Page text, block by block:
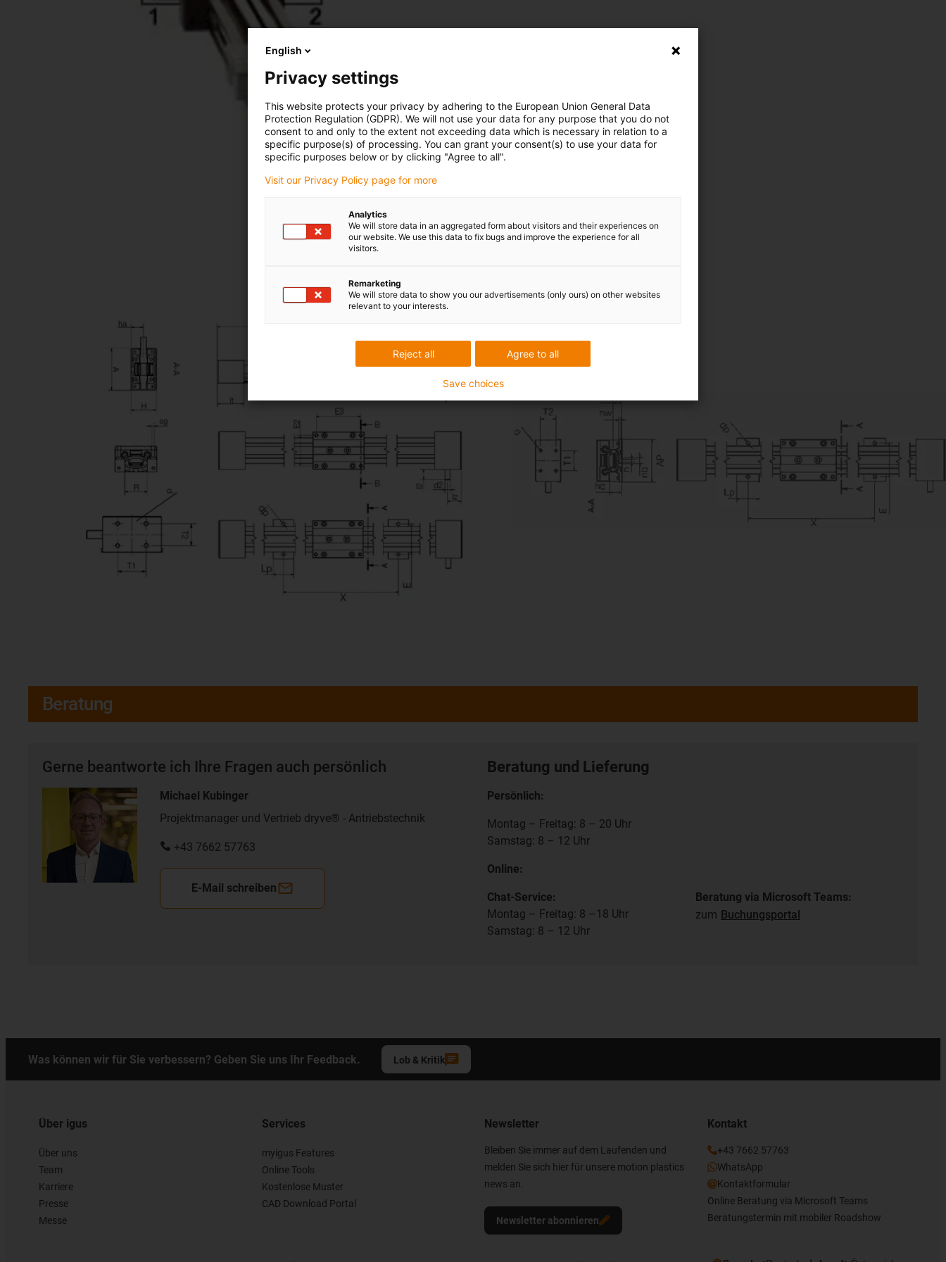
Beratung
Gerne beantworte ich Ihre Fragen auch persönlich
Michael Kubinger
Projektmanager und Vertrieb dryve® - Antriebstechnik
+43 7662 57763
E-Mail schreiben
Beratung und Lieferung
Persönlich:
Montag – Freitag: 8 – 20 Uhr
Samstag: 8 – 12 Uhr
Online:
Chat-Service:
Montag – Freitag: 8 –18 Uhr
Samstag: 8 – 12 Uhr
Beratung via Microsoft Teams:
zum Buchungsportal
Was können wir für Sie verbessern? Geben Sie uns Ihr Feedback. Lob & Kritik
Über igus
Über uns
Team
Karriere
Presse
Messe
Services
myigus Features
Online Tools
Kostenlose Muster
CAD Download Portal
Newsletter
Bleiben Sie immer auf dem Laufenden und
melden Sie sich hier für unsere motion plastics
news an.
Newsletter abonnieren
Kontakt
+43 7662 57763
WhatsApp
Kontaktformular
Online Beratung via Microsoft Teams
Beratungstermin mit mobiler Roadshow
English
Privacy settings
This website protects your privacy by adhering to the European Union General Data
Protection Regulation (GDPR). We will not use your data for any purpose that you do not
consent to and only to the extent not exceeding data which is necessary in relation to a
specific purpose(s) of processing. You can grant your consent(s) to use your data for
specific purposes below or by clicking "Agree to all".
Visit our Privacy Policy page for more
Analytics
We will store data in an aggregated form about visitors and their experiences on
our website. We use this data to fix bugs and improve the experience for all
visitors.
Remarketing
We will store data to show you our advertisements (only ours) on other websites
relevant to your interests.
Agree to all
Reject all
Save choices